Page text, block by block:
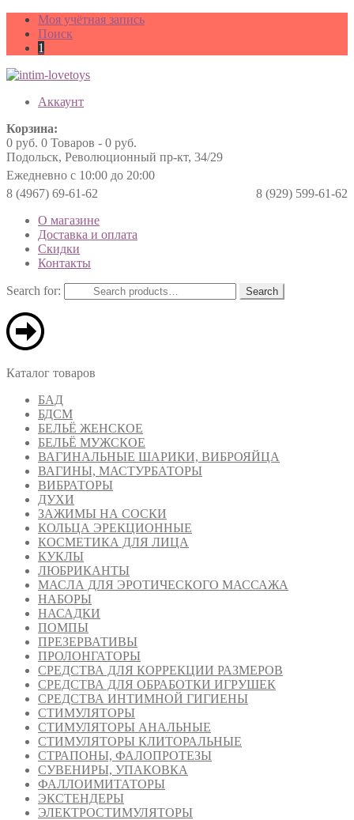
Моя учётная запись
Поиск
1
Аккаунт
Корзина:
0 руб. 0 Товаров - 0 руб.
Подольск, Революционный пр-кт, 34/29
Ежедневно с 10:00 до 20:00
8 (4967) 69-61-62
8 (929) 599-61-62
О магазине
Доставка и оплата
Скидки
Контакты
Search for: Search
Каталог товаров
БАД
БДСМ
БЕЛЬЁ ЖЕНСКОЕ
БЕЛЬЁ МУЖСКОЕ
ВАГИНАЛЬНЫЕ ШАРИКИ, ВИБРОЯЙЦА
ВАГИНЫ, МАСТУРБАТОРЫ
ВИБРАТОРЫ
ДУХИ
ЗАЖИМЫ НА СОСКИ
КОЛЬЦА ЭРЕКЦИОННЫЕ
КОСМЕТИКА ДЛЯ ЛИЦА
КУКЛЫ
ЛЮБРИКАНТЫ
МАСЛА ДЛЯ ЭРОТИЧЕСКОГО МАССАЖА
НАБОРЫ
НАСАДКИ
ПОМПЫ
ПРЕЗЕРВАТИВЫ
ПРОЛОНГАТОРЫ
СРЕДСТВА ДЛЯ КОРРЕКЦИИ РАЗМЕРОВ
СРЕДСТВА ДЛЯ ОБРАБОТКИ ИГРУШЕК
СРЕДСТВА ИНТИМНОЙ ГИГИЕНЫ
СТИМУЛЯТОРЫ
СТИМУЛЯТОРЫ АНАЛЬНЫЕ
СТИМУЛЯТОРЫ КЛИТОРАЛЬНЫЕ
СТРАПОНЫ, ФАЛОПРОТЕЗЫ
СУВЕНИРЫ, УПАКОВКА
ФАЛЛОИМИТАТОРЫ
ЭКСТЕНДЕРЫ
ЭЛЕКТРОСТИМУЛЯТОРЫ